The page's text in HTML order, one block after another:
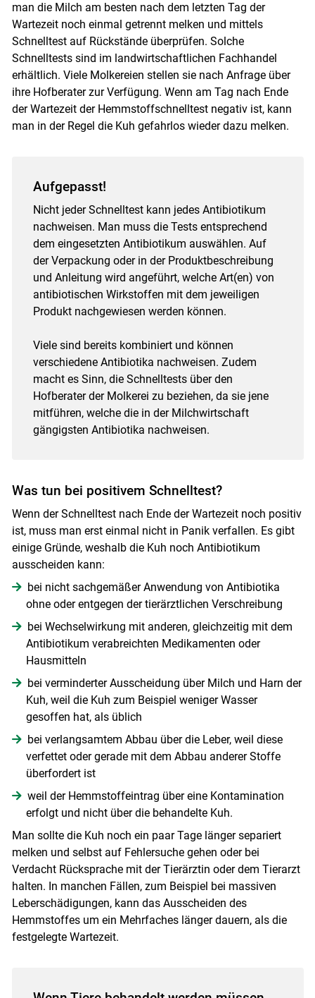
man die Milch am besten nach dem letzten Tag der
Wartezeit noch einmal getrennt melken und mittels
Schnelltest auf Rückstände überprüfen. Solche
Schnelltests sind im landwirtschaftlichen Fachhandel
erhältlich. Viele Molkereien stellen sie nach Anfrage über
ihre Hofberater zur Verfügung. Wenn am Tag nach Ende
der Wartezeit der Hemmstoffschnelltest negativ ist, kann
man in der Regel die Kuh gefahrlos wieder dazu melken.
Aufgepasst!
Nicht jeder Schnelltest kann jedes Antibiotikum
nachweisen. Man muss die Tests entsprechend
dem eingesetzten Antibiotikum auswählen. Auf
der Verpackung oder in der Produktbeschreibung
und Anleitung wird angeführt, welche Art(en) von
antibiotischen Wirkstoffen mit dem jeweiligen
Produkt nachgewiesen werden können.
Viele sind bereits kombiniert und können
verschiedene Antibiotika nachweisen. Zudem
macht es Sinn, die Schnelltests über den
Hofberater der Molkerei zu beziehen, da sie jene
mitführen, welche die in der Milchwirtschaft
gängigsten Antibiotika nachweisen.
Was tun bei positivem Schnelltest?
Wenn der Schnelltest nach Ende der Wartezeit noch positiv
ist, muss man erst einmal nicht in Panik verfallen. Es gibt
einige Gründe, weshalb die Kuh noch Antibiotikum
ausscheiden kann:
bei nicht sachgemäßer Anwendung von Antibiotika
ohne oder entgegen der tierärztlichen Verschreibung
bei Wechselwirkung mit anderen, gleichzeitig mit dem
Antibiotikum verabreichten Medikamenten oder
Hausmitteln
bei verminderter Ausscheidung über Milch und Harn der
Kuh, weil die Kuh zum Beispiel weniger Wasser
gesoffen hat, als üblich
bei verlangsamtem Abbau über die Leber, weil diese
verfettet oder gerade mit dem Abbau anderer Stoffe
überfordert ist
weil der Hemmstoffeintrag über eine Kontamination
erfolgt und nicht über die behandelte Kuh.
Man sollte die Kuh noch ein paar Tage länger separiert
melken und selbst auf Fehlersuche gehen oder bei
Verdacht Rücksprache mit der Tierärztin oder dem Tierarzt
halten. In manchen Fällen, zum Beispiel bei massiven
Leberschädigungen, kann das Ausscheiden des
Hemmstoffes um ein Mehrfaches länger dauern, als die
festgelegte Wartezeit.